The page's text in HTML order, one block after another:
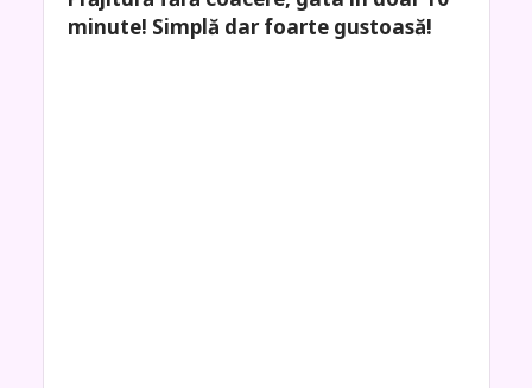
minute! Simplă dar foarte gustoasă!